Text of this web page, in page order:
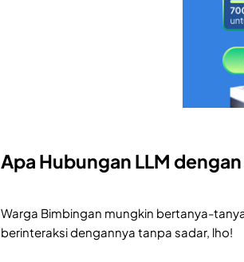
Apa Hubungan LLM dengan
Warga Bimbingan mungkin bertanya-
berinteraksi dengannya tanpa sadar, lho!